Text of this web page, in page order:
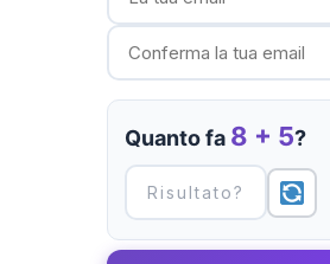
Quanto fa 8 + 5?